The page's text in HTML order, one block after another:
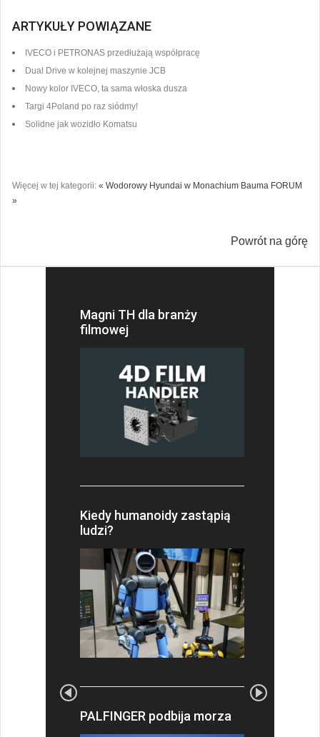
ARTYKUŁY POWIĄZANE
IVECO i PETRONAS przedłużają współpracę
Dual Drive w kolejnej maszynie JCB
Nowy kolor IVECO, ta sama włoska dusza
Targi 4Poland po raz siódmy!
Solidne jak wozidło Komatsu
Więcej w tej kategorii: « Wodorowy Hyundai w Monachium Bauma FORUM
»
Powrót na górę
Magni TH dla branży
filmowej
Kiedy humanoidy zastąpią
ludzi?
PALFINGER podbija morza